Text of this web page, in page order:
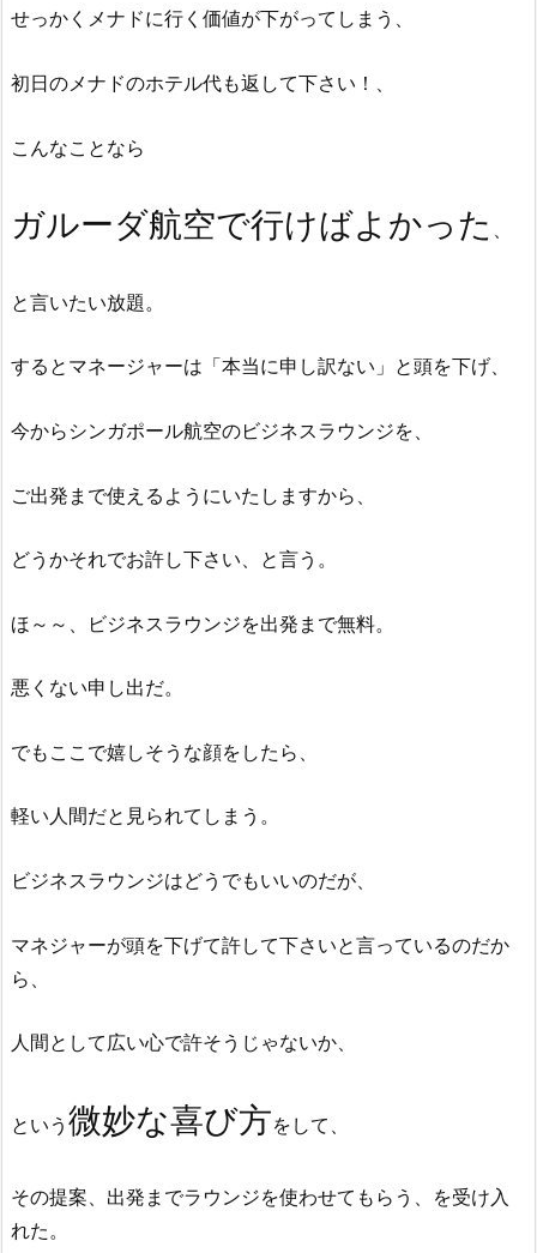
せっかくメナドに行く価値が下がってしまう、
初日のメナドのホテル代も返して下さい！、
こんなことなら
ガルーダ航空で行けばよかった 、
と言いたい放題。
するとマネージャーは「本当に申し訳ない」と頭を下げ、
今からシンガポール航空のビジネスラウンジを、
ご出発まで使えるようにいたしますから、
どうかそれでお許し下さい、と言う。
ほ～～、ビジネスラウンジを出発まで無料。
悪くない申し出だ。
でもここで嬉しそうな顔をしたら、
軽い人間だと見られてしまう。
ビジネスラウンジはどうでもいいのだが、
マネジャーが頭を下げて許して下さいと言っているのだか
ら、
人間として広い心で許そうじゃないか、
という 微妙な喜び方をして、
その提案、出発までラウンジを使わせてもらう、を受け入
れた。